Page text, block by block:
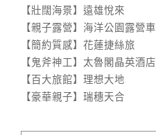
【壯闊海景】遠雄悅來
【親子露營】海洋公園露營車
【簡約質感】花蓮捷絲旅
【鬼斧神工】太魯閣晶英酒店
【百大旅館】理想大地
【豪華親子】瑞穗天合